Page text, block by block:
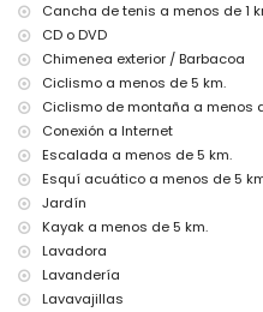
villa
internet (WiFi)
aspiradora y plancha con tabla
servicio de recepción y servicio
calefacción central y aire
Instalaciones y servicios con
servicio de aeropuerto
servicio de lavandería
cama extra y camas/cunas
Entretenimiento y actividades
Jávea, Costa Blanca
Cancha de tenis a menos de 1
CD o DVD
Chimenea exterior / Barbacoa
Ciclismo a menos de 5 km.
Ciclismo de montaña a menos
Conexión a Internet
Escalada a menos de 5 km.
Esquí acuático a menos de 5
Jardín
Kayak a menos de 5 km.
Lavadora
Lavandería
Lavavajillas